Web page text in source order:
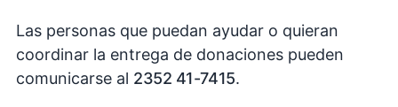
Las personas que puedan ayudar o quieran
coordinar la entrega de donaciones pueden
comunicarse al 2352 41-7415.